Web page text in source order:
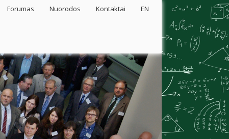
Forumas Nuorodos Kontaktai EN